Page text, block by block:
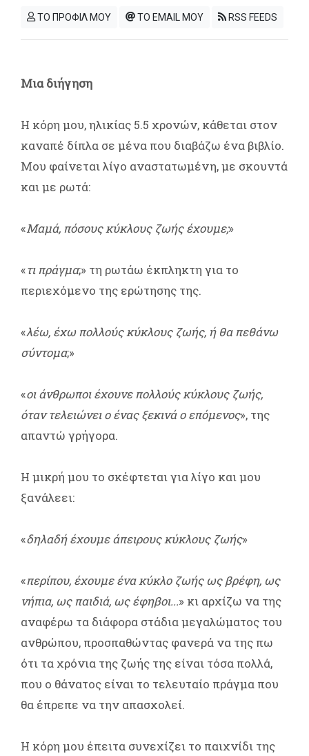
ΤΟ ΠΡΟΦΙΛ ΜΟΥ ΤΟ EMAIL ΜΟΥ RSS FEEDS
Μια διήγηση
Η κόρη μου, ηλικίας 5.5 χρονών, κάθεται στον
καναπέ δίπλα σε μένα που διαβάζω ένα βιβλίο.
Μου φαίνεται λίγο αναστατωμένη, με σκουντά
και με ρωτά:
«Μαμά, πόσους κύκλους ζωής έχουμε;»
«τι πράγμα;» τη ρωτάω έκπληκτη για το
περιεχόμενο της ερώτησης της.
«λέω, έχω πολλούς κύκλους ζωής, ή θα πεθάνω
σύντομα;»
«οι άνθρωποι έχουνε πολλούς κύκλους ζωής,
όταν τελειώνει ο ένας ξεκινά ο επόμενος», της
απαντώ γρήγορα.
Η μικρή μου το σκέφτεται για λίγο και μου
ξανάλεει:
«δηλαδή έχουμε άπειρους κύκλους ζωής»
«περίπου, έχουμε ένα κύκλο ζωής ως βρέφη, ως
νήπια, ως παιδιά, ως έφηβοι...» κι αρχίζω να της
αναφέρω τα διάφορα στάδια μεγαλώματος του
ανθρώπου, προσπαθώντας φανερά να της πω
ότι τα χρόνια της ζωής της είναι τόσα πολλά,
που ο θάνατος είναι το τελευταίο πράγμα που
θα έπρεπε να την απασχολεί.
Η κόρη μου έπειτα συνεχίζει το παιχνίδι της